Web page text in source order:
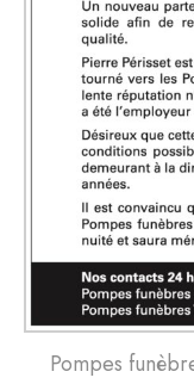
Pompes